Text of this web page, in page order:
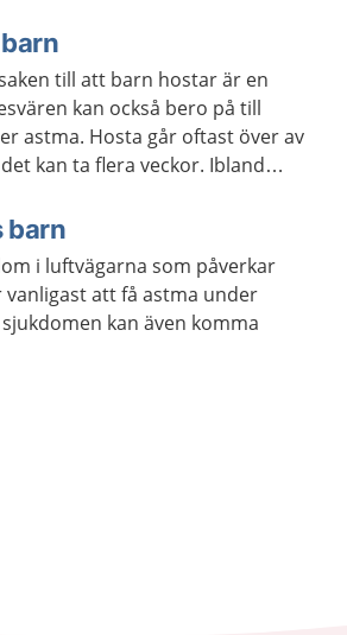
till att barn hostar är en
kan också bero på till
astma. Hosta går oftast över av
kan ta flera veckor. Ibland
besvären.
barn
i luftvägarna som påverkar
att få astma under
kan även komma